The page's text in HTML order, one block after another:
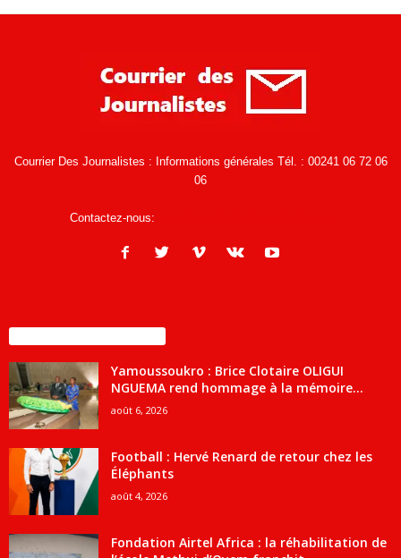
Courrier Des Journalistes : Informations générales Tél. : 00241 06 72 06
06
Contactez-nous:
Yamoussoukro : Brice Clotaire OLIGUI
NGUEMA rend hommage à la mémoire...
août 6, 2026
Football : Hervé Renard de retour chez les
Éléphants
août 4, 2026
Fondation Airtel Africa : la réhabilitation de